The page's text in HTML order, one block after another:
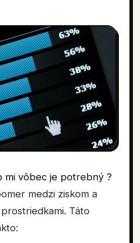
mi vôbec je potrebný ?
medzi ziskom a
Táto